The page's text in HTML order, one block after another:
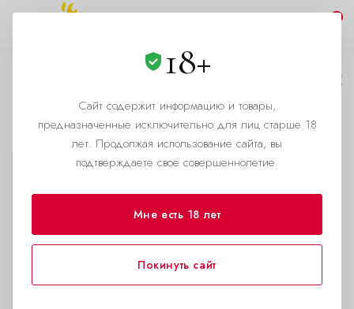
18+
Сайт содержит информацию и товары,
предназначенные исключительно для лиц старше 18
лет. Продолжая использование сайта, вы
подтверждаете своё совершеннолетие.
Мне есть 18 лет
Покинуть сайт